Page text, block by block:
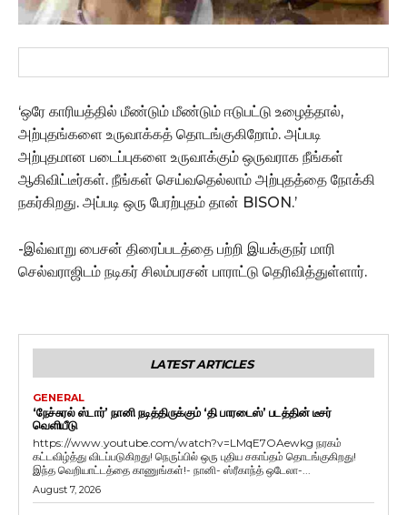
‘ஒரே காரியத்தில் மீண்டும் மீண்டும் ஈடுபட்டு உழைத்தால்,
அற்புதங்களை உருவாக்கத் தொடங்குகிறோம். அப்படி
அற்புதமான படைப்புகளை உருவாக்கும் ஒருவராக நீங்கள்
ஆகிவிட்டீர்கள். நீங்கள் செய்வதெல்லாம் அற்புதத்தை நோக்கி
நகர்கிறது. அப்படி ஒரு பேரற்புதம் தான் BISON.’
-இவ்வாறு பைசன் திரைப்படத்தை பற்றி இயக்குநர் மாரி
செல்வராஜிடம் நடிகர் சிலம்பரசன் பாராட்டு தெரிவித்துள்ளார்.
LATEST ARTICLES
GENERAL
‘நேச்சுரல் ஸ்டார்’ நானி நடித்திருக்கும் ‘தி பாரடைஸ்’ படத்தின் டீசர்
வெளியீடு
https://www.youtube.com/watch?v=LMqE7OAewkg நரகம்
கட்டவிழ்த்து விடப்படுகிறது! நெருப்பில் ஒரு புதிய சகாப்தம் தொடங்குகிறது!
இந்த வெறியாட்டத்தை காணுங்கள்!- நானி- ஸ்ரீகாந்த் ஒடேலா-...
August 7, 2026